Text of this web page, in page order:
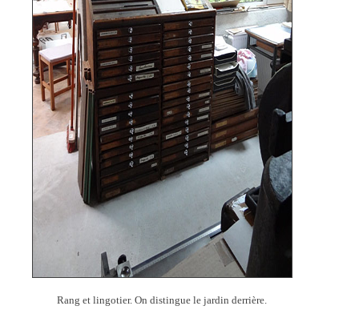
Rang et lingotier. On distingue le jardin derrière.